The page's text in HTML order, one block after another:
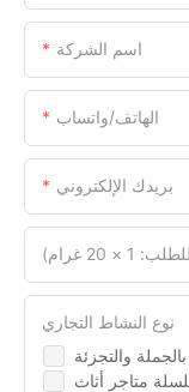
اسم الشركة
الهاتف/واتساب
بريدك الإلكتروني
20 غرام)
بالجملة والتجزئة
متاجر أثاث
نوع النشاط التجاري